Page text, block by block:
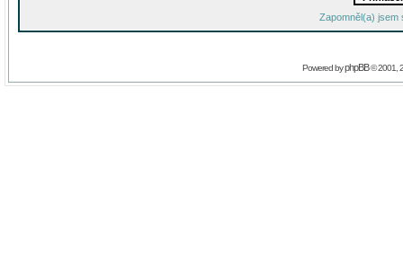
Zapomněl(a) jsem
Powered byphpBB© 2001,